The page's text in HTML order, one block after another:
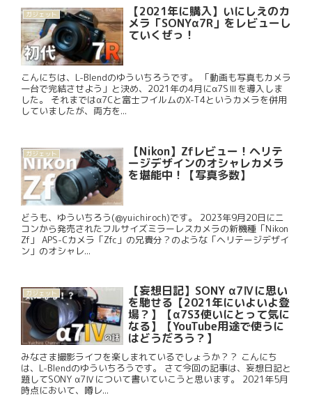
ガジェット 【2021年に購入】いにしえのカ
メラ「SONYα7R」をレビューし
ていくぜっ！
こんにちは、L-Blendのゆういちろうです。 「動画も写真もカメラ
一台で完結させよう」と決め、2021年の4月にα7SⅢを導入しま
した。 それまではα7Cと富士フイルムのX-T4というカメラを併用
していましたが、両方を...
ガジェット 【Nikon】Zfレビュー！ヘリテ
ージデザインのオシャレカメラ
を堪能中！【写真多数】
どうも、ゆういちろう(@yuichiroch)です。 2023年9月20日にニ
コンから発売されたフルサイズミラーレスカメラの新機種「Nikon
Zf」 APS-Cカメラ「Zfc」の兄貴分？のような「ヘリテージデザイ
ン」のオシャレ...
ガジェット 【妄想日記】SONY α7Ⅳに思い
を馳せる【2021年にいよいよ登
場？】【α7S3使いにとって気に
なる】【YouTube用途で使うに
はどうだろう？】
みなさま撮影ライフを楽しまれているでしょうか？？ こんにち
は、L-Blendのゆういちろうです。 さて今回の記事は、妄想日記と
題してSONY α7Ⅳについて書いていこうと思います。 2021年5月
時点において、噂レ...